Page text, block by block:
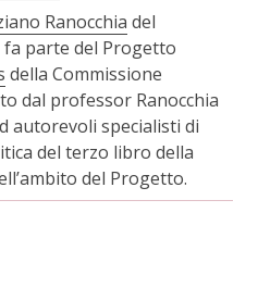
Ranocchia del
parte del Progetto
della Commissione
dal professor Ranocchia
autorevoli specialisti di
del terzo libro della
del Progetto.